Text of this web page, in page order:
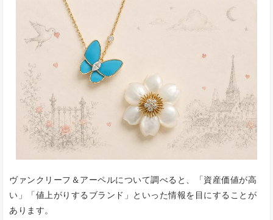
ヴァンクリーフ＆アーペルについて調べると、「資産価値が高
い」「値上がりするブランド」といった情報を目にすることが
あります。